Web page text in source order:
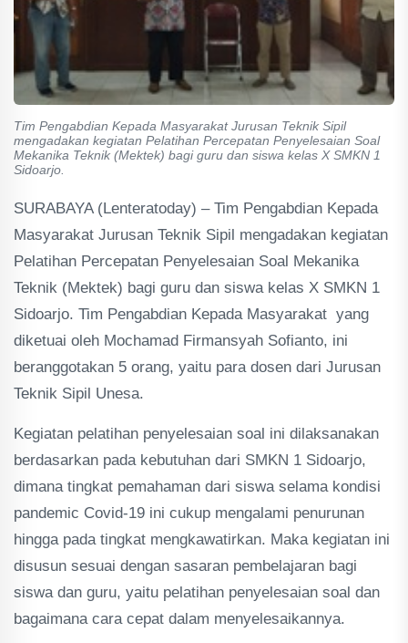
Tim Pengabdian Kepada Masyarakat Jurusan Teknik Sipil
mengadakan kegiatan Pelatihan Percepatan Penyelesaian Soal
Mekanika Teknik (Mektek) bagi guru dan siswa kelas X SMKN 1
Sidoarjo.
SURABAYA (Lenteratoday) – Tim Pengabdian Kepada
Masyarakat Jurusan Teknik Sipil mengadakan kegiatan
Pelatihan Percepatan Penyelesaian Soal Mekanika
Teknik (Mektek) bagi guru dan siswa kelas X SMKN 1
Sidoarjo. Tim Pengabdian Kepada Masyarakat yang
diketuai oleh Mochamad Firmansyah Sofianto, ini
beranggotakan 5 orang, yaitu para dosen dari Jurusan
Teknik Sipil Unesa.
Kegiatan pelatihan penyelesaian soal ini dilaksanakan
berdasarkan pada kebutuhan dari SMKN 1 Sidoarjo,
dimana tingkat pemahaman dari siswa selama kondisi
pandemic Covid-19 ini cukup mengalami penurunan
hingga pada tingkat mengkawatirkan. Maka kegiatan ini
disusun sesuai dengan sasaran pembelajaran bagi
siswa dan guru, yaitu pelatihan penyelesaian soal dan
bagaimana cara cepat dalam menyelesaikannya.